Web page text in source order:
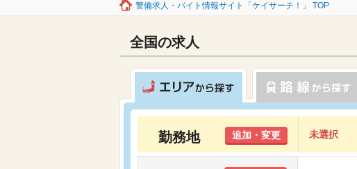
警備求人・バイト情報サイト「ケイサーチ！」 TOP
全国の求人
勤務地 追加・変更 未選択